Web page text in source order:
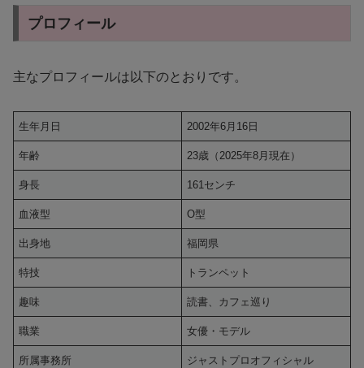
プロフィール
主なプロフィールは以下のとおりです。
生年月日 2002年6月16日
年齢 23歳（2025年8月現在）
身長 161センチ
血液型 O型
出身地 福岡県
特技 トランペット
趣味 読書、カフェ巡り
職業 女優・モデル
所属事務所 ジャストプロオフィシャル